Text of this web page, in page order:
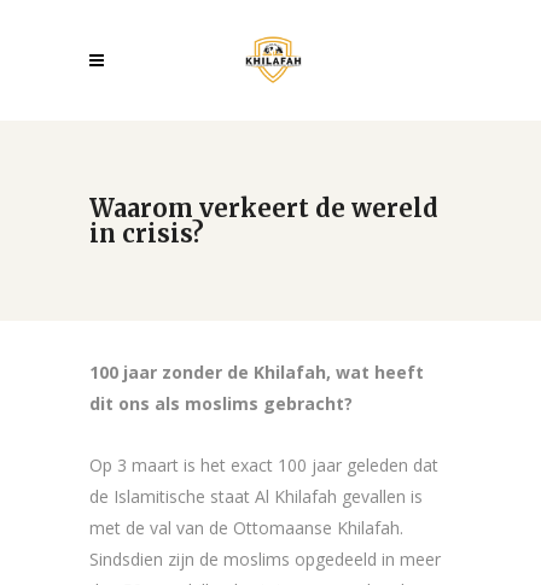
Waarom verkeert de wereld
in crisis?
100 jaar zonder de Khilafah, wat heeft
dit ons als moslims gebracht?
Op 3 maart is het exact 100 jaar geleden dat
de Islamitische staat Al Khilafah gevallen is
met de val van de Ottomaanse Khilafah.
Sindsdien zijn de moslims opgedeeld in meer